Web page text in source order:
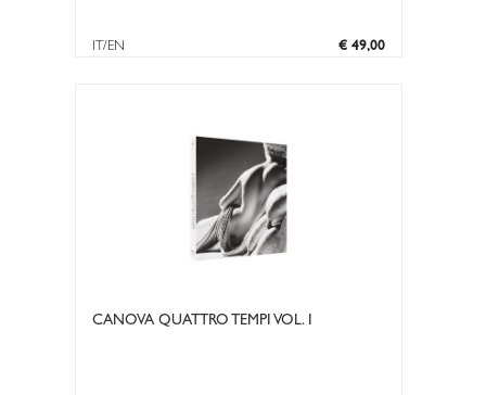
€ 49,00
IT/EN
CANOVA QUATTRO TEMPI VOL. I